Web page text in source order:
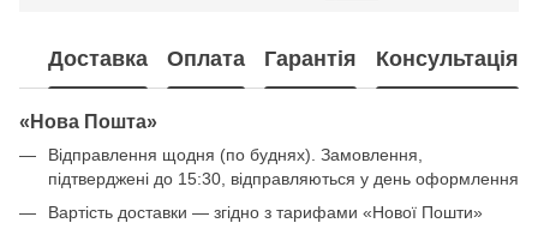
Доставка Оплата Гарантія Консультація
«Нова Пошта»
Відправлення щодня (по буднях). Замовлення,
підтверджені до 15:30, відправляються у день оформлення
Вартість доставки — згідно з тарифами «Нової Пошти»